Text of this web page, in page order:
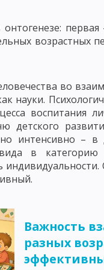
КРИТЕРИИ
ПРОЦЕССА
УЧЕБНОГО ПРОЦЕССА
КАК
ПРОЦЕССА
возрастных
во
науки.
воспитания
детского
интенсивно –
в
Важность
разных